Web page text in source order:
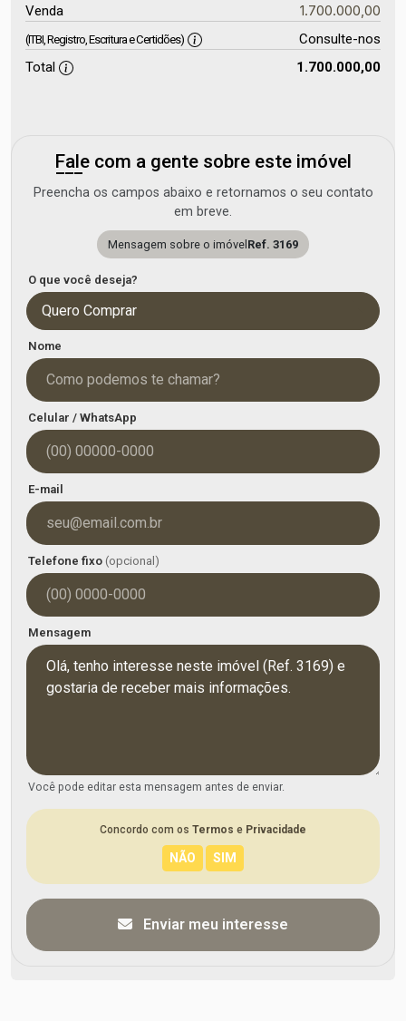
Venda 1.700.000,00
(ITBI, Registro, Escritura e Certidões)
Consulte-nos
Total
1.700.000,00
Fale com a gente sobre este imóvel
Preencha os campos abaixo e retornamos o seu contato
em breve.
Mensagem sobre o imóvel Ref. 3169
O que você deseja?
Quero Comprar
Nome
Celular / WhatsApp
E-mail
Telefone fixo (opcional)
Mensagem
Você pode editar esta mensagem antes de enviar.
Concordo com os Termos e Privacidade
Enviar meu interesse